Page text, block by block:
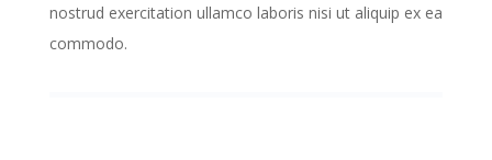
nostrud exercitation ullamco laboris nisi ut aliquip ex ea
commodo.